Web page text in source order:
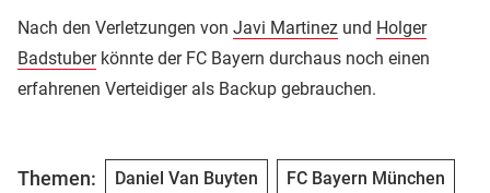
Nach den Verletzungen von Javi Martinez und Holger
Badstuberkönnte der FC Bayern durchaus noch einen
erfahrenen Verteidiger als Backup gebrauchen.
Themen: Daniel Van Buyten FC Bayern München